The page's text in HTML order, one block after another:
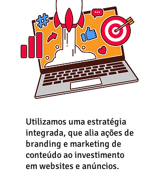
Utilizamos uma estratégia
integrada, que alia ações de
branding e marketing de
conteúdo ao investimento
em websites e anúncios.